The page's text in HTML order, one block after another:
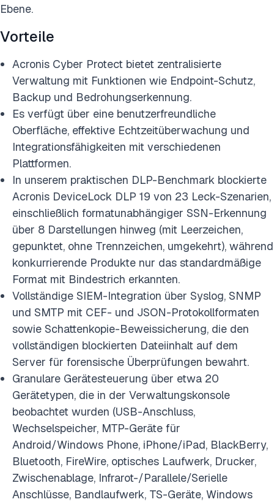
Ebene.
Vorteile
Acronis Cyber Protect bietet zentralisierte
Verwaltung mit Funktionen wie Endpoint-Schutz,
Backup und Bedrohungserkennung.
Es verfügt über eine benutzerfreundliche
Oberfläche, effektive Echtzeitüberwachung und
Integrationsfähigkeiten mit verschiedenen
Plattformen.
In unserem praktischen DLP-Benchmark blockierte
Acronis DeviceLock DLP 19 von 23 Leck-Szenarien,
einschließlich formatunabhängiger SSN-Erkennung
über 8 Darstellungen hinweg (mit Leerzeichen,
gepunktet, ohne Trennzeichen, umgekehrt), während
konkurrierende Produkte nur das standardmäßige
Format mit Bindestrich erkannten.
Vollständige SIEM-Integration über Syslog, SNMP
und SMTP mit CEF- und JSON-Protokollformaten
sowie Schattenkopie-Beweissicherung, die den
vollständigen blockierten Dateiinhalt auf dem
Server für forensische Überprüfungen bewahrt.
Granulare Gerätesteuerung über etwa 20
Gerätetypen, die in der Verwaltungskonsole
beobachtet wurden (USB-Anschluss,
Wechselspeicher, MTP-Geräte für
Android/Windows Phone, iPhone/iPad, BlackBerry,
Bluetooth, FireWire, optisches Laufwerk, Drucker,
Zwischenablage, Infrarot-/Parallele/Serielle
Anschlüsse, Bandlaufwerk, TS-Geräte, Windows